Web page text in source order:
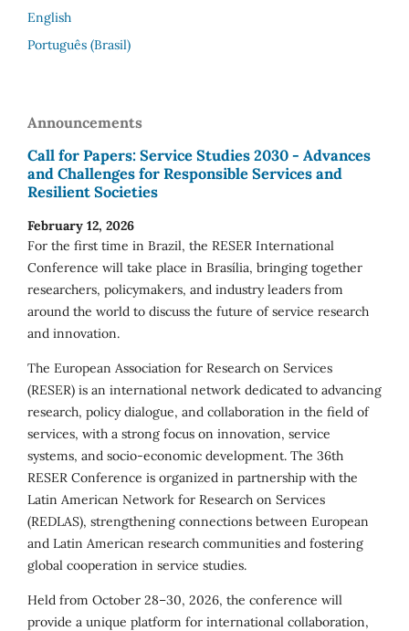
English
Português (Brasil)
Announcements
Call for Papers: Service Studies 2030 - Advances
and Challenges for Responsible Services and
Resilient Societies
February 12, 2026
For the first time in Brazil, the RESER International
Conference will take place in Brasília, bringing together
researchers, policymakers, and industry leaders from
around the world to discuss the future of service research
and innovation.
The European Association for Research on Services
(RESER) is an international network dedicated to advancing
research, policy dialogue, and collaboration in the field of
services, with a strong focus on innovation, service
systems, and socio-economic development. The 36th
RESER Conference is organized in partnership with the
Latin American Network for Research on Services
(REDLAS), strengthening connections between European
and Latin American research communities and fostering
global cooperation in service studies.
Held from October 28–30, 2026, the conference will
provide a unique platform for international collaboration,